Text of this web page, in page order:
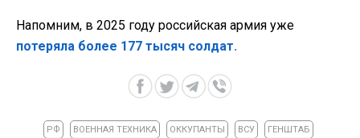
Напомним, в 2025 году российская армия уже
потеряла более 177 тысяч солдат.
РФ ВОЕННАЯ ТЕХНИКА ОККУПАНТЫ ВСУ ГЕНШТАБ